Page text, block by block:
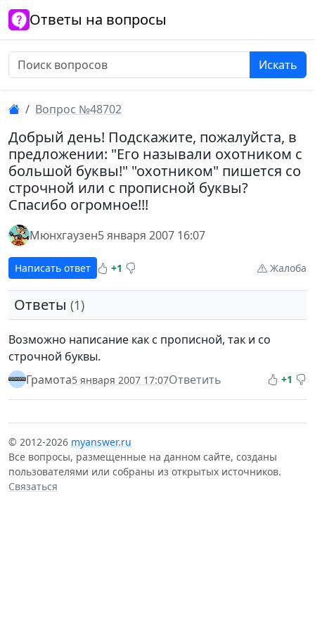
Ответы на вопросы
Искать
Вопрос №48702
Добрый день! Подскажите, пожалуйста, в
предложении: "Его называли охотником с
большой буквы!" "охотником" пишется со
строчной или с прописной буквы?
Спасибо огромное!!!
Мюнхгаузен5 января 2007 16:07
Написать ответ +1 Жалоба
Ответы (1)
Возможно написание как с прописной, так и со
строчной буквы.
Грамота5 января 2007 17:07Ответить +1
© 2012-2026 myanswer.ru
Все вопросы, размещенные на данном сайте, созданы
пользователями или собраны из открытых источников.
Связаться